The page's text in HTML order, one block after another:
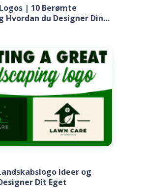
| 10 Berømte
Hvordan du Designer Din
Ideer og
Dit Eget